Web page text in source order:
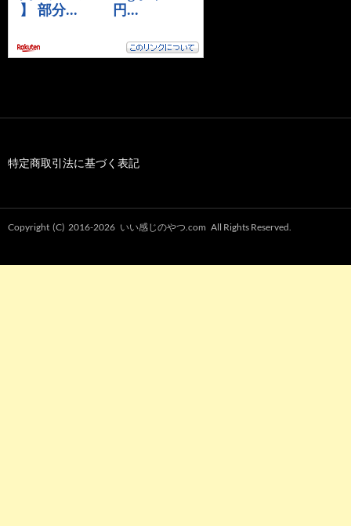
特定商取引法に基づく表記
Copyright (C) 2016-2026 いい感じのやつ.com All Rights Reserved.